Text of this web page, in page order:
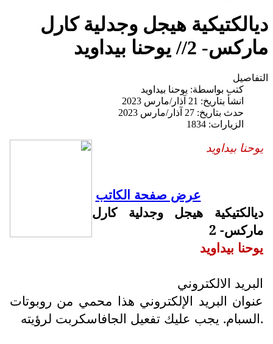
ديالكتيكية هيجل وجدلية كارل
ماركس- 2// يوحنا بيداويد
التفاصيل
كتب بواسطة: يوحنا بيداويد
انشأ بتاريخ: 21 آذار/مارس 2023
حدث بتاريخ: 27 آذار/مارس 2023
الزيارات: 1834
يوحنا بيداويد
عرض صفحة الكاتب
ديالكتيكية هيجل وجدلية كارل
ماركس- 2
يوحنا بيداويد
البريد الالكتروني
عنوان البريد الإلكتروني هذا محمي من روبوتات
السبام. يجب عليك تفعيل الجافاسكربت لرؤيته.